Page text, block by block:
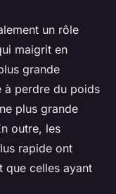
un rôle
maigrit en
grande
à perdre du poids
plus grande
outre, les
rapide ont
que celles ayant